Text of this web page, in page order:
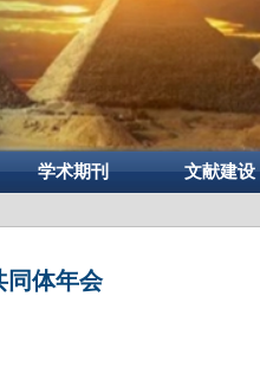
学术期刊 文献建设
同体年会